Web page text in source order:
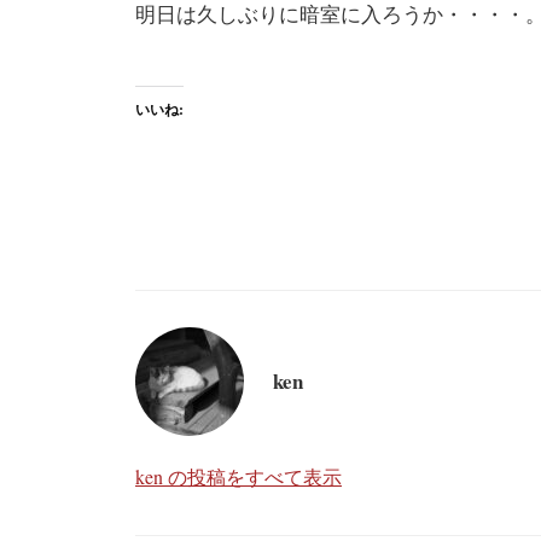
明日は久しぶりに暗室に入ろうか・・・・
いいね:
ken
ken の投稿をすべて表示